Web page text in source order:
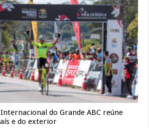
do Grande ABC reúne
e do exterior